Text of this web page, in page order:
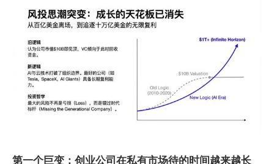
第一个巨变：创业公司在私有市场待的时间越来越长